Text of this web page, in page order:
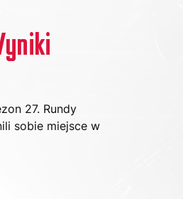
27. Rundy
sobie miejsce w